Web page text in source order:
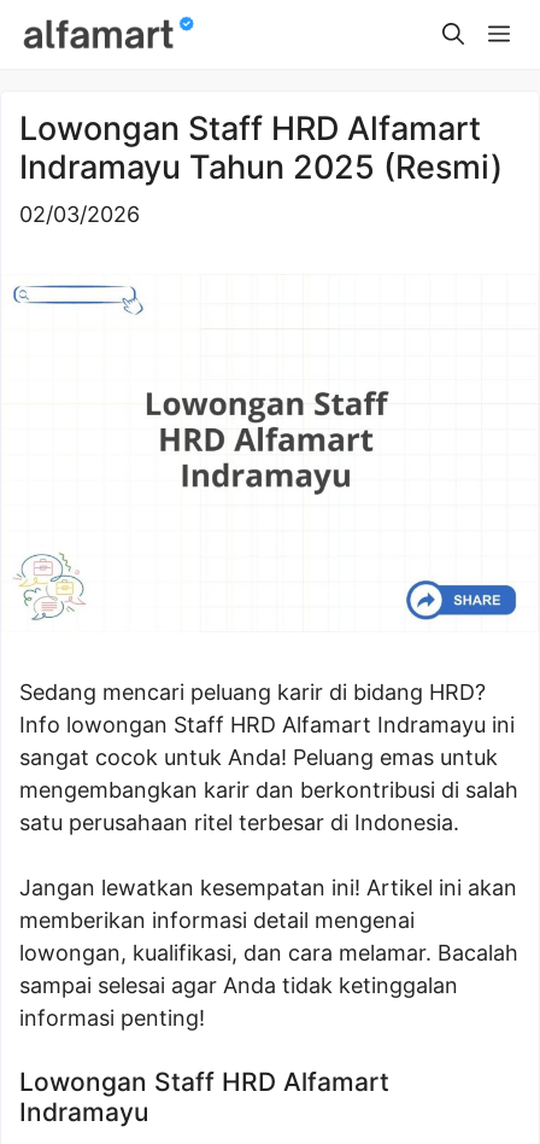
Lowongan Staff HRD Alfamart
Indramayu Tahun 2025 (Resmi)
02/03/2026
Sedang mencari peluang karir di bidang HRD?
Info lowongan Staff HRD Alfamart Indramayu ini
sangat cocok untuk Anda! Peluang emas untuk
mengembangkan karir dan berkontribusi di salah
satu perusahaan ritel terbesar di Indonesia.
Jangan lewatkan kesempatan ini! Artikel ini akan
memberikan informasi detail mengenai
lowongan, kualifikasi, dan cara melamar. Bacalah
sampai selesai agar Anda tidak ketinggalan
informasi penting!
Lowongan Staff HRD Alfamart
Indramayu